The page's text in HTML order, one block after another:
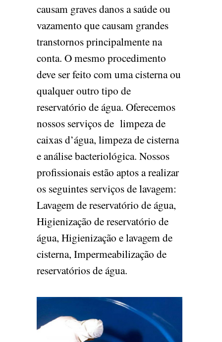
causam graves danos a saúde ou
vazamento que causam grandes
transtornos principalmente na
conta. O mesmo procedimento
deve ser feito com uma cisterna ou
qualquer outro tipo de
reservatório de água. Oferecemos
nossos serviços de limpeza de
caixas d’água, limpeza de cisterna
e análise bacteriológica. Nossos
profissionais estão aptos a realizar
os seguintes serviços de lavagem:
Lavagem de reservatório de água,
Higienização de reservatório de
água, Higienização e lavagem de
cisterna, Impermeabilização de
reservatórios de água.